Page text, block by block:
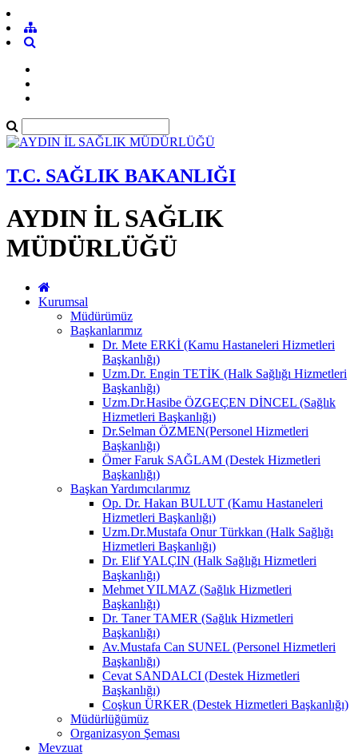
T.C. SAĞLIK BAKANLIĞI
AYDIN İL SAĞLIK
MÜDÜRLÜĞÜ
Kurumsal
Müdürümüz
Başkanlarımız
Dr. Mete ERKİ (Kamu Hastaneleri Hizmetleri
Başkanlığı)
Uzm.Dr. Engin TETİK (Halk Sağlığı Hizmetleri
Başkanlığı)
Uzm.Dr.Hasibe ÖZGEÇEN DİNCEL (Sağlık
Hizmetleri Başkanlığı)
Dr.Selman ÖZMEN(Personel Hizmetleri
Başkanlığı)
Ömer Faruk SAĞLAM (Destek Hizmetleri
Başkanlığı)
Başkan Yardımcılarımız
Op. Dr. Hakan BULUT (Kamu Hastaneleri
Hizmetleri Başkanlığı)
Uzm.Dr.Mustafa Onur Türkkan (Halk Sağlığı
Hizmetleri Başkanlığı)
Dr. Elif YALÇIN (Halk Sağlığı Hizmetleri
Başkanlığı)
Mehmet YILMAZ (Sağlık Hizmetleri
Başkanlığı)
Dr. Taner TAMER (Sağlık Hizmetleri
Başkanlığı)
Av.Mustafa Can SUNEL (Personel Hizmetleri
Başkanlığı)
Cevat SANDALCI (Destek Hizmetleri
Başkanlığı)
Coşkun ÜRKER (Destek Hizmetleri Başkanlığı)
Müdürlüğümüz
Organizasyon Şeması
Mevzuat